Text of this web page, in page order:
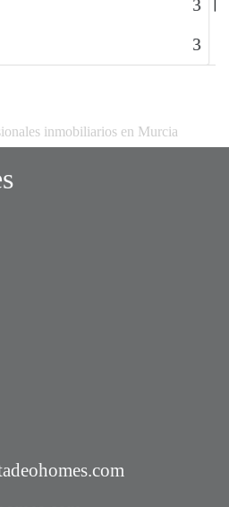
inmobiliarios en Murcia